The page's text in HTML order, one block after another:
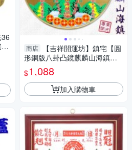
商店
【吉祥開運坊】鎮宅【圓
形銅版八卦凸鏡麒麟山海鎮大
型 化屋外煞氣 化壁刀路沖天斬
煞】開光
$1,088
加入購物車